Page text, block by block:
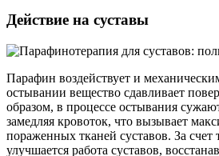
Действие на суставы
Парафин воздействует и
остывании вещество сдавливает
образом, в процессе остывания
замедляя кровоток, что вызывает
пораженных тканей суставов. За счет
улучшается работа суставов,